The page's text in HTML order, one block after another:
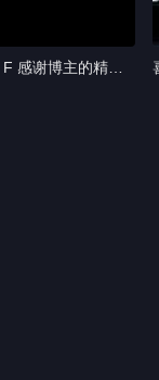
感谢博主的精心